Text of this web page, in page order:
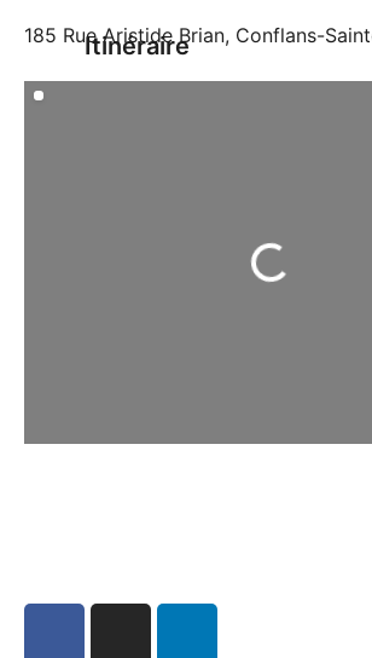
Itinéraire
Chargement...
185 Rue Aristide Brian, Conflans-